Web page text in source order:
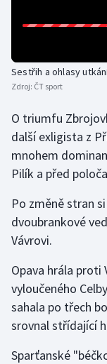
Krasobruslení
Lezení
Lyže a
Moderní pětiboj
Motorsport
Parasport
Plavání
Plážový volejbal
Sestřih a ohlasy
Zdroj: ČT sport
O triumfu
další exligista z
mnohem
Pilík a před
Po změně stran
dvoubrankové
Vávrovi.
Opava hrála proti
vyloučeného
sahala po třech
srovnal střídající
Sparťanské